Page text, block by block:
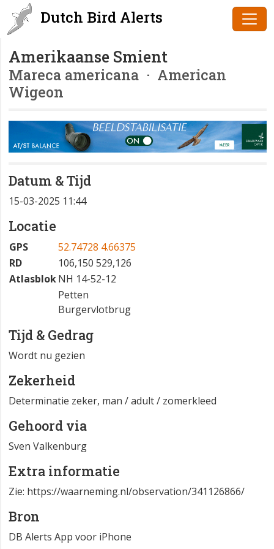
Dutch Bird Alerts
Amerikaanse Smient
Mareca americana · American
Wigeon
Datum & Tijd
15-03-2025 11:44
Locatie
GPS
52.74728 4.66375
RD
106,150 529,126
AtlasblokNH 14-52-12
Petten
Burgervlotbrug
Tijd & Gedrag
Wordt nu gezien
Zekerheid
Determinatie zeker, man / adult / zomerkleed
Gehoord via
Sven Valkenburg
Extra informatie
Zie: https://waarneming.nl/observation/341126866/
Bron
DB Alerts App voor iPhone